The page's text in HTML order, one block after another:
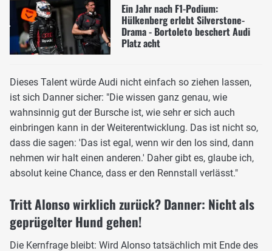
Ein Jahr nach F1-Podium:
Hülkenberg erlebt Silverstone-
Drama - Bortoleto beschert Audi
Platz acht
Dieses Talent würde Audi nicht einfach so ziehen lassen,
ist sich Danner sicher: "Die wissen ganz genau, wie
wahnsinnig gut der Bursche ist, wie sehr er sich auch
einbringen kann in der Weiterentwicklung. Das ist nicht so,
dass die sagen: 'Das ist egal, wenn wir den los sind, dann
nehmen wir halt einen anderen.' Daher gibt es, glaube ich,
absolut keine Chance, dass er den Rennstall verlässt."
Tritt Alonso wirklich zurück? Danner: Nicht als
geprügelter Hund gehen!
Die Kernfrage bleibt: Wird Alonso tatsächlich mit Ende des